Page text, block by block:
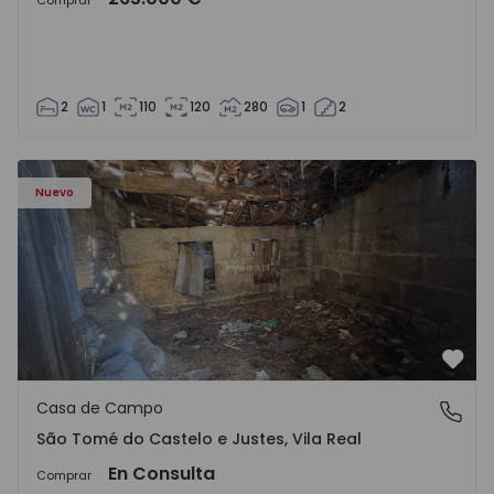
2 1 110 120 280 1 2
Nuevo
Casa Vila Real, São Tomé do Castelo e Justes - 1575189 - 1
São Tomé do Castelo e Justes, Vila Real
Casa de Campo
São Tomé do Castelo e Justes, Vila Real
Comprar En Consulta